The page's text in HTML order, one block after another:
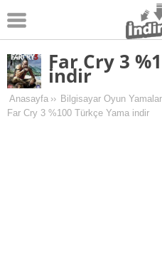
Android
Pc Oyunları
Windows
Far Cry 3
indir
Anasayfa ›› Bilgisayar Oyun
Far Cry 3 %100 Türkçe Yama indir